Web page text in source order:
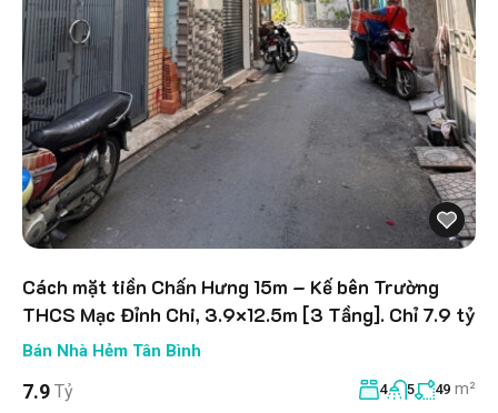
Cách mặt tiền Chấn Hưng 15m – Kế bên Trường
THCS Mạc Đỉnh Chi, 3.9×12.5m [3 Tầng]. Chỉ 7.9 tỷ
Bán Nhà Hẻm Tân Bình
7.9 Tỷ 4 5 49 m²